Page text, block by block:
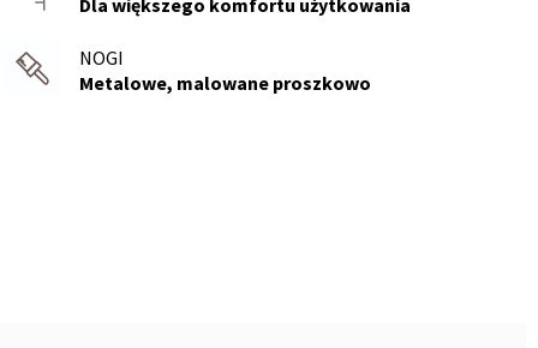
Dla większego komfortu użytkowania
NOGI
Metalowe, malowane proszkowo